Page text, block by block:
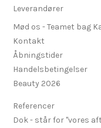
Leverandører
Mød os - Teamet bag
Kontakt
Åbningstider
Handelsbetingelser
Beauty 2026
Referencer
Dok - står for "vores